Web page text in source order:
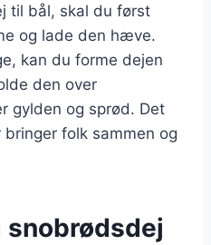
til bål, skal du først
og lade den hæve.
kan du forme dejen
den over
gylden og sprød. Det
folk sammen og